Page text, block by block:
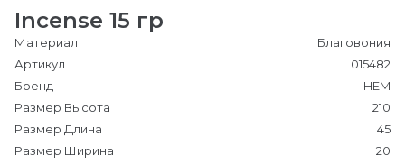
Incense 15 гр
Материал
Благовония
Артикул
015482
Бренд
HEM
Размер Высота
210
Размер Длина
45
Размер Ширина
20